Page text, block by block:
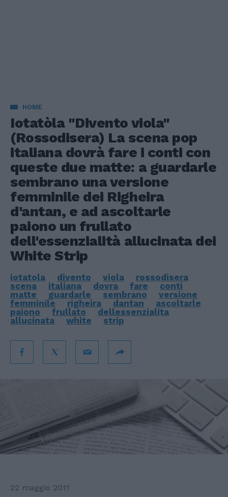
HOME
Iotatòla "Divento viola"
(Rossodisera) La scena pop
italiana dovrà fare i conti con
queste due matte: a guardarle
sembrano una versione
femminile dei Righeira
d'antan, e ad ascoltarle
paiono un frullato
dell'essenzialità allucinata dei
White Strip
iotatola divento viola
rossodisera
scena
italiana dovra fare
conti
matte
guardarle sembrano
versione
femminile
righeira dantan
ascoltarle
paiono
frullato
dellessenzialita
allucinata
white strip
22 maggio 2011